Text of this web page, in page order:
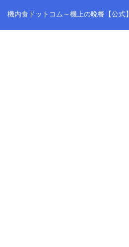
機内食ドットコム～機上の晩餐【公式】